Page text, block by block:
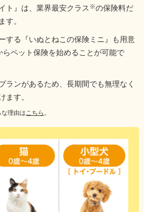
ト』は、業界最安クラス
の保険料だ
す。
する『いぬとねこの保険ミニ』も用意
らペット保険を始めることが可能で
ランがあるため、長期間でも無理なく
ます。
理由は こちら 。